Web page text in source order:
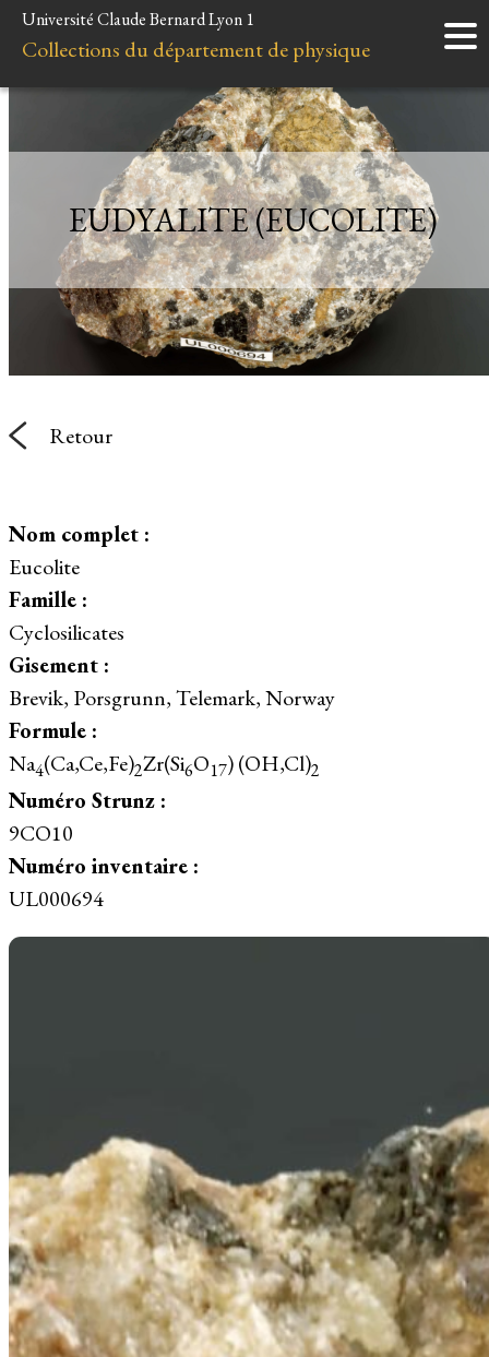
Accueil
Instruments
Minéraux
Liens et ressources
Université Claude Bernard Lyon 1
Collections du département de physique
EUDYALITE (EUCOLITE)
Retour
Nom complet :
Eucolite
Famille :
Cyclosilicates
Gisement :
Brevik, Porsgrunn, Telemark, Norway
Formule :
Na4(Ca,Ce,Fe)2Zr(Si6O17) (OH,Cl)2
Numéro Strunz :
9CO10
Numéro inventaire :
UL000694